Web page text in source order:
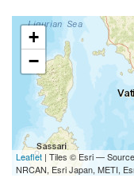
+
−
Leaflet | Tiles © Esri —
NRCAN, Esri Japan, METI,